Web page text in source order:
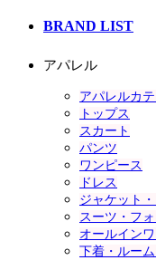
BRAND LIST
アパレル
アパレルカ
トップス
スカート
パンツ
ワンピース
ドレス
ジャケット
スーツ・フ
オールイン
下着・ルー